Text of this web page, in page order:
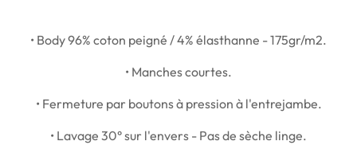
• Body96% coton peigné / 4% élasthanne - 175gr/m2.
• Manches courtes.
• Fermeture par boutons à pression à l'entrejambe.
• Lavage 30° sur l'envers - Pas de sèche linge.